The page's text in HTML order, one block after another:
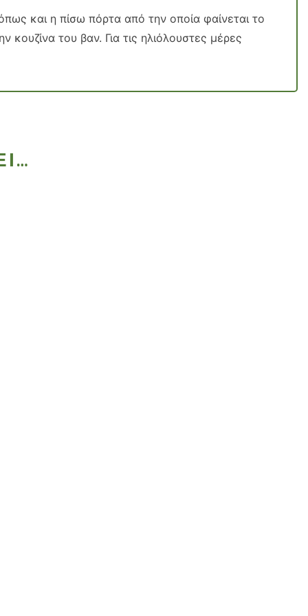
και η πίσω πόρτα από την οποία φαίνεται το
του βαν. Για τις ηλιόλουστες μέρες